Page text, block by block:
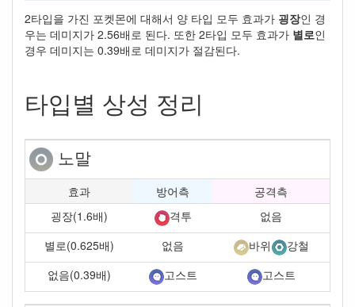
2타입을 가진 포켓몬에 대해서 양 타입 모두 효과가 굉장인 경
우는 데미지가 2.56배로 된다. 또한 2타입 모두 효과가 별로인
경우 데미지는 0.39배로 데미지가 절감된다.
타입별 상성 정리
노말
효과 방어측
공격측
굉장(1.6배)
격투
없음
별로(0.625배)
없음 바위
강철
없음(0.39배)
고스트 고스트